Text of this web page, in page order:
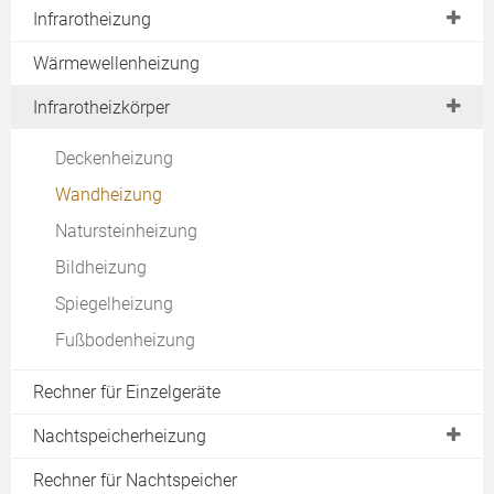
baul. Machbarkeit
Download
Heizverhalten
Strombezug
Rechner
Infrarotheizung
Infrarotstrahlung
Geräteübersicht
Qualitätsvergleich
Thermostate
Kaufberatung
Rechner
Vor- und Nachteile
Wärmewellenheizung
Infrarotheizkörper
Deckenheizung
Wandheizung
Natursteinheizung
Bildheizung
Spiegelheizung
Fußbodenheizung
Rechner für Einzelgeräte
Nachtspeicherheizung
Verbot aufgehoben
Rechner für Nachtspeicher